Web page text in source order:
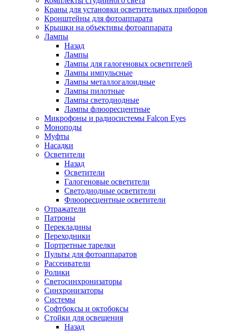
Краны для установки осветительных приборов
Кронштейны для фотоаппарата
Крышки на объективы фотоаппарата
Лампы
Назад
Лампы
Лампы для галогеновых осветителей
Лампы импульсные
Лампы металлогалоидные
Лампы пилотные
Лампы светодиодные
Лампы флюоресцентные
Микрофоны и радиосистемы Falcon Eyes
Моноподы
Муфты
Насадки
Осветители
Назад
Осветители
Галогеновые осветители
Светодиодные осветители
Флюоресцентные осветители
Отражатели
Патроны
Перекладины
Переходники
Портретные тарелки
Пульты для фотоаппаратов
Рассеиватели
Ролики
Светосинхронизаторы
Синхронизаторы
Системы
Софтбоксы и октобоксы
Стойки для освещения
Назад